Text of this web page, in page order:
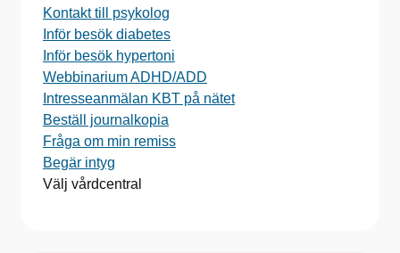
Kontakt till psykolog
Inför besök diabetes
Inför besök hypertoni
Webbinarium ADHD/ADD
Intresseanmälan KBT på nätet
Beställ journalkopia
Fråga om min remiss
Begär intyg
Välj vårdcentral